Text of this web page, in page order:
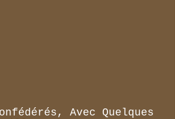
Avec Quelques